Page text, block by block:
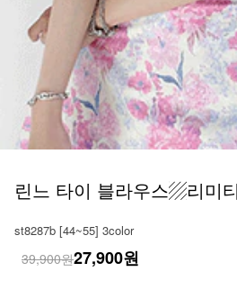
린느 타이 블라우스▨리미
st8287b [44~55] 3color
39,900원27,900원